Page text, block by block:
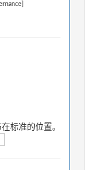
标准的位置。